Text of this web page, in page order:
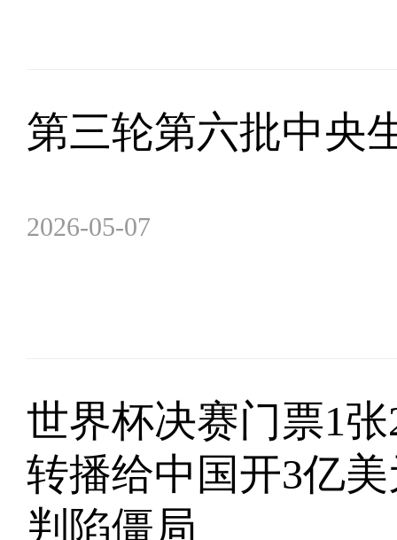
第三轮第六批中央
2026-05-07
世界杯决赛门票1
转播给中国开3亿
判陷僵局